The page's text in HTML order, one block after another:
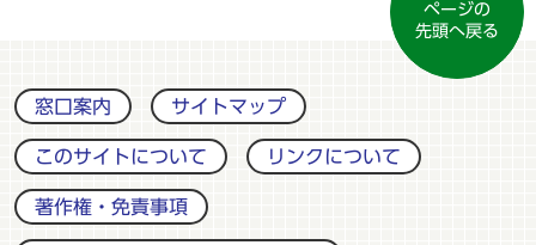
ページの
先頭へ戻る
窓口案内 サイトマップ
このサイトについて リンクについて
著作権・免責事項